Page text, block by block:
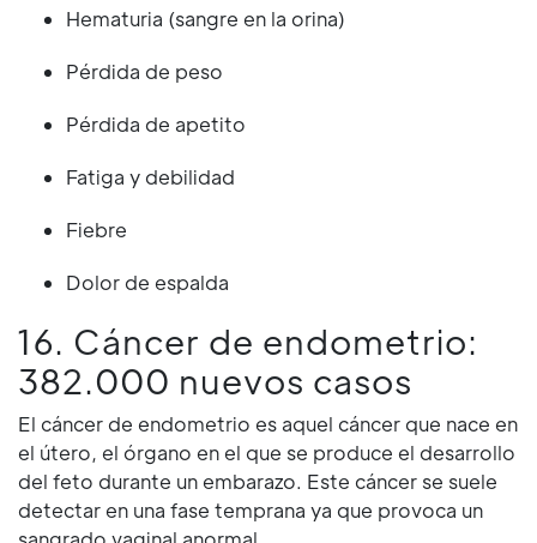
Hematuria (sangre en la orina)
Pérdida de peso
Pérdida de apetito
Fatiga y debilidad
Fiebre
Dolor de espalda
16. Cáncer de endometrio:
382.000 nuevos casos
El cáncer de endometrio es aquel cáncer que nace en
el útero, el órgano en el que se produce el desarrollo
del feto durante un embarazo. Este cáncer se suele
detectar en una fase temprana ya que provoca un